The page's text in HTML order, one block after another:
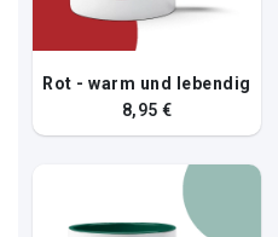
Rot - warm und lebendig
8,95 €